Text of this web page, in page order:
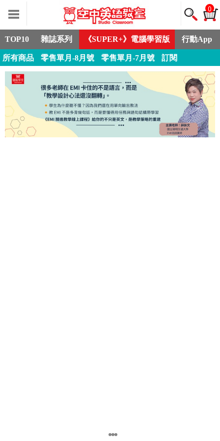
0
TOP10 雜誌系列 《SUPER+》電腦學習版 行動App
所有商品 零售單月-8月號 零售單月-7月號 訂閱